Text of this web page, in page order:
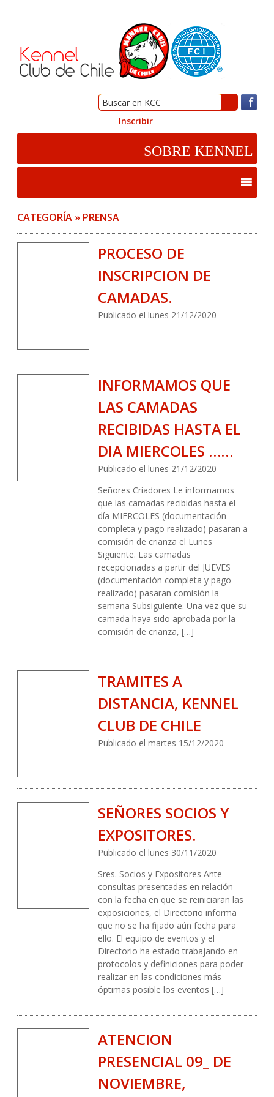
Inscribir
CATEGORÍA » PRENSA
PROCESO DE
INSCRIPCION DE
CAMADAS.
Publicado el lunes 21/12/2020
INFORMAMOS QUE
LAS CAMADAS
RECIBIDAS HASTA EL
DIA MIERCOLES ……
Publicado el lunes 21/12/2020
Señores Criadores Le informamos
que las camadas recibidas hasta el
día MIERCOLES (documentación
completa y pago realizado) pasaran a
comisión de crianza el Lunes
Siguiente. Las camadas
recepcionadas a partir del JUEVES
(documentación completa y pago
realizado) pasaran comisión la
semana Subsiguiente. Una vez que su
camada haya sido aprobada por la
comisión de crianza, […]
TRAMITES A
DISTANCIA, KENNEL
CLUB DE CHILE
Publicado el martes 15/12/2020
SEÑORES SOCIOS Y
EXPOSITORES.
Publicado el lunes 30/11/2020
Sres. Socios y Expositores Ante
consultas presentadas en relación
con la fecha en que se reiniciaran las
exposiciones, el Directorio informa
que no se ha fijado aún fecha para
ello. El equipo de eventos y el
Directorio ha estado trabajando en
protocolos y definiciones para poder
realizar en las condiciones más
óptimas posible los eventos […]
ATENCION
PRESENCIAL 09_ DE
NOVIEMBRE,